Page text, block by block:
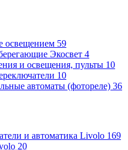
освещением 59
Экосвет 4
и освещения, пульты 10
10
автоматы (фотореле) 36
и автоматика Livolo 169
20